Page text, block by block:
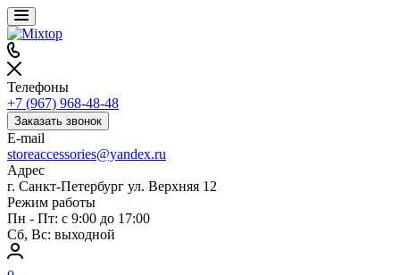
Телефоны
+7 (967) 968-48-48
Заказать звонок
E-mail
storeaccessories@yandex.ru
Адрес
г. Санкт-Петербург ул. Верхняя 12
Режим работы
Пн - Пт: с 9:00 до 17:00
Сб, Вс: выходной